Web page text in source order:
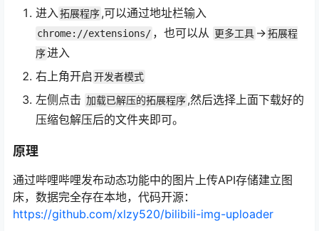
进入拓展程序,可以通过地址栏输入
chrome://extensions/ ，也可以从 更多工具 ->拓展程
序进入
右上角开启开发者模式
左侧点击 加载已解压的拓展程序,然后选择上面下载好的
压缩包解压后的文件夹即可。
原理
通过哔哩哔哩发布动态功能中的图片上传API存储建立图
床，数据完全存在本地，代码开源：
https://github.com/xlzy520/bilibili-img-uploader